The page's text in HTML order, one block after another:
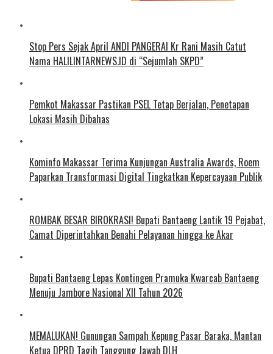
Stop Pers Sejak April ANDI PANGERAI Kr Rani Masih Catut
Nama HALILINTARNEWS.ID di “Sejumlah SKPD”
Pemkot Makassar Pastikan PSEL Tetap Berjalan, Penetapan
Lokasi Masih Dibahas
Kominfo Makassar Terima Kunjungan Australia Awards, Roem
Paparkan Transformasi Digital Tingkatkan Kepercayaan Publik
ROMBAK BESAR BIROKRASI! Bupati Bantaeng Lantik 19 Pejabat,
Camat Diperintahkan Benahi Pelayanan hingga ke Akar
Bupati Bantaeng Lepas Kontingen Pramuka Kwarcab Bantaeng
Menuju Jambore Nasional XII Tahun 2026
MEMALUKAN! Gunungan Sampah Kepung Pasar Baraka, Mantan
Ketua DPRD Tagih Tanggung Jawab DLH